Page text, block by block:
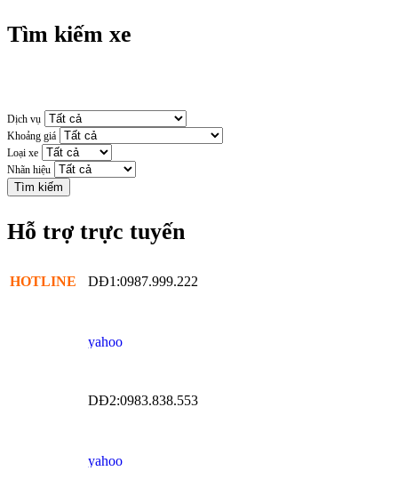
Tìm kiếm xe
Dịch vụ
Khoảng giá
Loại xe
Nhãn hiệu
Hỗ trợ trực tuyến
HOTLINE DĐ1:0987.999.222
DĐ2:0983.838.553